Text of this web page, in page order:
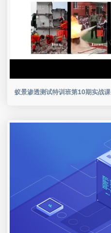
蚁景渗透测试特训班第10期实战课